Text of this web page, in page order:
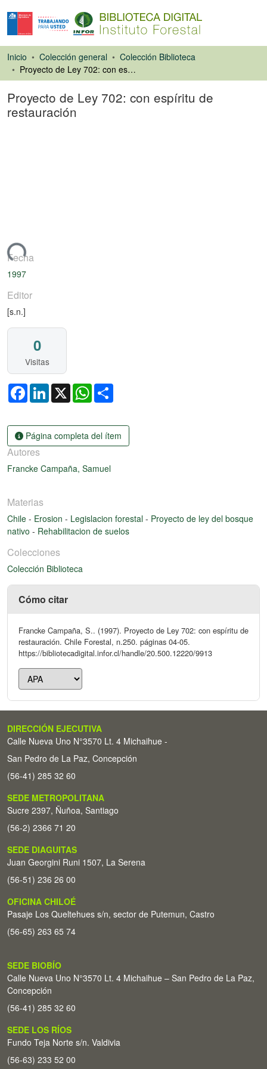
Inicio Colección general
Colección Biblioteca
Proyecto de Ley 702: con espíritu de restauración
Proyecto de Ley 702: con espíritu de
restauración
Fecha
1997
Editor
[s.n.]
0
Visitas
FacebookLinkedIn
X WhatsApp
Página completa del ítem
Autores
Francke Campaña, Samuel
Materias
Chile - Erosion - Legislacion forestal - Proyecto de ley del bosque
nativo - Rehabilitacion de suelos
Colecciones
Colección Biblioteca
Cómo citar
Francke Campaña, S.. (1997). Proyecto de Ley 702: con espíritu de
restauración. Chile Forestal, n.250. páginas 04-05.
https://bibliotecadigital.infor.cl/handle/20.500.12220/9913
DIRECCIÓN EJECUTIVA
Calle Nueva Uno N°3570 Lt. 4 Michaihue -
San Pedro de La Paz, Concepción
(56-41) 285 32 60
SEDE METROPOLITANA
Sucre 2397, Ñuñoa, Santiago
(56-2) 2366 71 20
SEDE DIAGUITAS
Juan Georgini Runi 1507, La Serena
(56-51) 236 26 00
OFICINA CHILOÉ
Pasaje Los Queltehues s/n, sector de Putemun, Castro
(56-65) 263 65 74
SEDE BIOBÍO
Calle Nueva Uno N°3570 Lt. 4 Michaihue – San Pedro de La Paz,
Concepción
(56-41) 285 32 60
SEDE LOS RÍOS
Fundo Teja Norte s/n. Valdivia
(56-63) 233 52 00